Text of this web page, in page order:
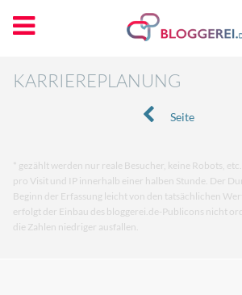
KARRIEREPLANUNG
Seite
* gezählt werden nur reale Besucher, keine Robots,
pro Visit und IP innerhalb einer halben Stunde. Der
Beginn der Erfassung leicht von den tatsächlichen
erfolgt der Einbau des bloggerei.de-Publicons nicht
die Zahlen niedriger ausfallen.